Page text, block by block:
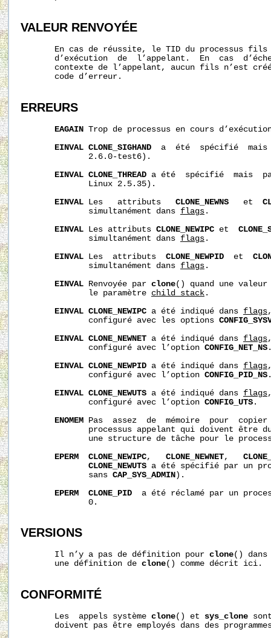
VALEUR RENVOYÉE
En cas de réussite, le TID du processus
d’exécution  de  l’appelant.  En  cas
contexte de l’appelant, aucun fils n’est
       code d’erreur.
ERREURS
EAGAIN Trop de processus en cours
EINVAL CLONE_SIGHAND
a  été  spécifié
              2.6.0-test6).
EINVAL CLONE_THREAD a été  spécifié  mais
              Linux 2.5.35).
EINVAL Les   attributs CLONE_NEWNS
   et
              simultanément dans
flags .
EINVAL Les attributs CLONE_NEWIPC et
              simultanément dans
flags .
EINVAL Les  attributs CLONE_NEWPID
  et
              simultanément dans
flags .
EINVAL Renvoyée par clone() quand une
              le paramètre
child_stack .
EINVAL CLONE_NEWIPC a été indiqué dans flags
              configuré avec les options
EINVAL CLONE_NEWNET a été indiqué dans flags
              configuré avec l’option
CONFIG_NET_NS
EINVAL CLONE_NEWPID a été indiqué dans flags
              configuré avec l’option
CONFIG_PID_NS
EINVAL CLONE_NEWUTS a été indiqué dans flags
              configuré avec l’option
CONFIG_UTS .
ENOMEM Pas  assez  de  mémoire  pour
processus appelant qui doivent être
une structure de tâche pour le
EPERM
CLONE_NEWIPC, CLONE_NEWNET,
CLONE_NEWUTS a été spécifié par un
              sans
CAP_SYS_ADMIN).
EPERM
CLONE_PID
a été réclamé par un
              0.
VERSIONS
       Il n’y a pas de définition pour
clone()
       une définition de
clone() comme décrit ici.
CONFORMITÉ
       Les  appels système
clone() et sys_clone
doivent pas être employés dans des